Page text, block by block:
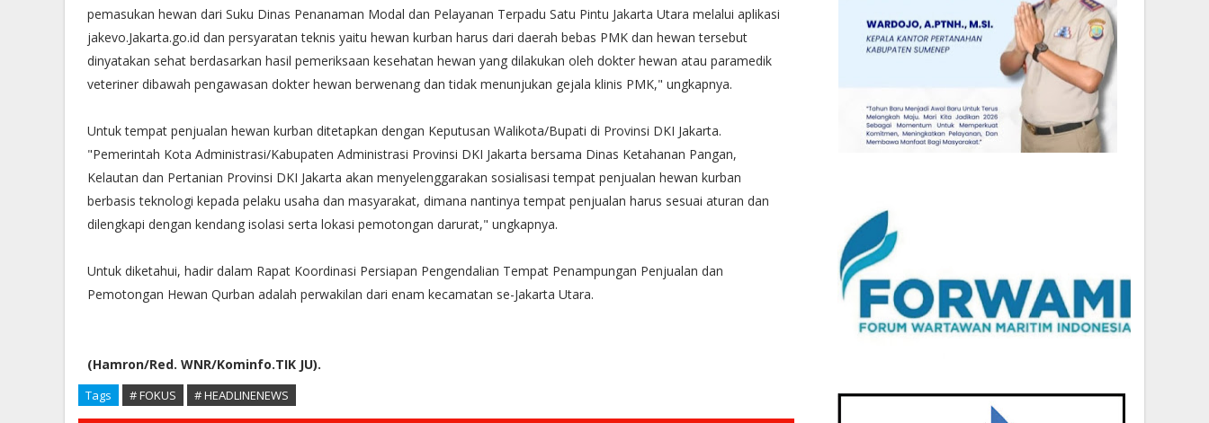
pemasukan hewan dari Suku Dinas Penanaman Modal dan Pelayanan Terpadu Satu Pintu Jakarta Utara melalui aplikasi
jakevo.Jakarta.go.id dan persyaratan teknis yaitu hewan kurban harus dari daerah bebas PMK dan hewan tersebut
dinyatakan sehat berdasarkan hasil pemeriksaan kesehatan hewan yang dilakukan oleh dokter hewan atau paramedik
veteriner dibawah pengawasan dokter hewan berwenang dan tidak menunjukan gejala klinis PMK," ungkapnya.
Untuk tempat penjualan hewan kurban ditetapkan dengan Keputusan Walikota/Bupati di Provinsi DKI Jakarta.
"Pemerintah Kota Administrasi/Kabupaten Administrasi Provinsi DKI Jakarta bersama Dinas Ketahanan Pangan,
Kelautan dan Pertanian Provinsi DKI Jakarta akan menyelenggarakan sosialisasi tempat penjualan hewan kurban
berbasis teknologi kepada pelaku usaha dan masyarakat, dimana nantinya tempat penjualan harus sesuai aturan dan
dilengkapi dengan kendang isolasi serta lokasi pemotongan darurat," ungkapnya.
Untuk diketahui, hadir dalam Rapat Koordinasi Persiapan Pengendalian Tempat Penampungan Penjualan dan
Pemotongan Hewan Qurban adalah perwakilan dari enam kecamatan se-Jakarta Utara.
(Hamron/Red. WNR/Kominfo.TIK JU).
Tags # FOKUS # HEADLINENEWS